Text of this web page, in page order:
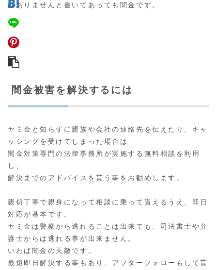
はありませんと書いてあっても闇金です。
闇金被害を解決するには
ヤミ金と知らずに親族や会社の連絡先を伝えたり、キャ
ッシングを受けてしまった場合は
闇金対策専門の法律事務所が実施する無料相談 を利用
し、
解決までのアドバイスを貰う事をお勧めします。
親切丁寧で親身になって相談に乗って貰えるうえ、即日
対応が基本です。
ヤミ金は警察から逃れることは出来ても、司法書士や弁
護士からは逃れる事が出来ません。
いわば闇金の天敵です。
最短即日解決する事もあり、アフターフォローもして貰